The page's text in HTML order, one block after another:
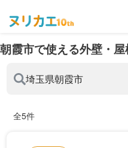
朝霞市で使える外壁・
埼玉県朝霞市
全5件